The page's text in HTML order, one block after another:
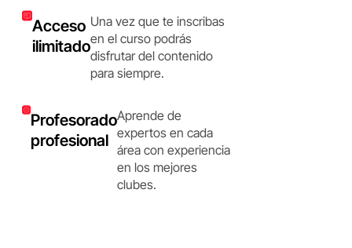
Acceso
ilimitado
Una vez que te inscribas
en el curso podrás
disfrutar del contenido
para siempre.
Profesorado
profesional
Aprende de
expertos en cada
área con experiencia
en los mejores
clubes.